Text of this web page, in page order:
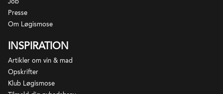
Presse
Om Løgismose
INSPIRATION
Artikler om vin & mad
Opskrifter
Klub Løgismose